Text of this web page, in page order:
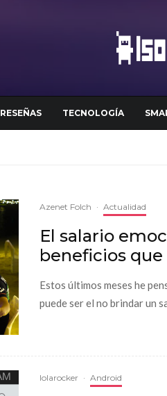
RESEÑAS TECNOLOGÍA
Azenet Folch · Actualidad
El salario
beneficios
Estos últimos meses he
puede ser el no brindar un
lolarocker · Android